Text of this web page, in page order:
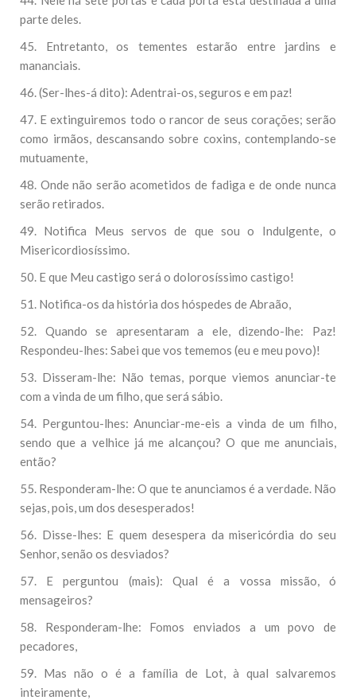
parte deles.
45. Entretanto, os tementes estarão entre jardins e
mananciais.
46. (Ser-lhes-á dito): Adentrai-os, seguros e em paz!
47. E extinguiremos todo o rancor de seus corações; serão
como irmãos, descansando sobre coxins, contemplando-se
mutuamente,
48. Onde não serão acometidos de fadiga e de onde nunca
serão retirados.
49. Notifica Meus servos de que sou o Indulgente, o
Misericordiosíssimo.
50. E que Meu castigo será o dolorosíssimo castigo!
51. Notifica-os da história dos hóspedes de Abraão,
52. Quando se apresentaram a ele, dizendo-lhe: Paz!
Respondeu-lhes: Sabei que vos tememos (eu e meu povo)!
53. Disseram-lhe: Não temas, porque viemos anunciar-te
com a vinda de um filho, que será sábio.
54. Perguntou-lhes: Anunciar-me-eis a vinda de um filho,
sendo que a velhice já me alcançou? O que me anunciais,
então?
55. Responderam-lhe: O que te anunciamos é a verdade. Não
sejas, pois, um dos desesperados!
56. Disse-lhes: E quem desespera da misericórdia do seu
Senhor, senão os desviados?
57. E perguntou (mais): Qual é a vossa missão, ó
mensageiros?
58. Responderam-lhe: Fomos enviados a um povo de
pecadores,
59. Mas não o é a família de Lot, à qual salvaremos
inteiramente,